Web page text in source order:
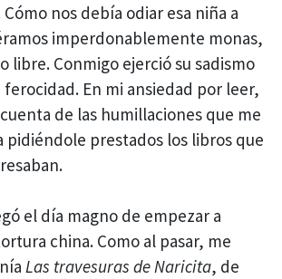
nos debía odiar esa niña a
imperdonablemente monas,
libre. Conmigo ejerció su sadismo
ferocidad. En mi ansiedad por leer,
de las humillaciones que me
pidiéndole prestados los libros que
el día magno de empezar a
china. Como al pasar, me
Las travesuras de Naricita, de